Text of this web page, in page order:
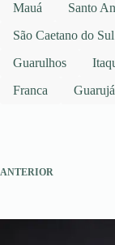
Mauá
Santo
São Caetano do Sul
Guarulhos
Franca
Guarujá
ANTERIOR